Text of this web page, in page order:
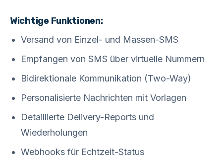
Wichtige Funktionen:
Versand von Einzel- und Massen-SMS
Empfangen von SMS über virtuelle Nummern
Bidirektionale Kommunikation (Two-Way)
Personalisierte Nachrichten mit Vorlagen
Detaillierte Delivery-Reports und
Wiederholungen
Webhooks für Echtzeit-Status